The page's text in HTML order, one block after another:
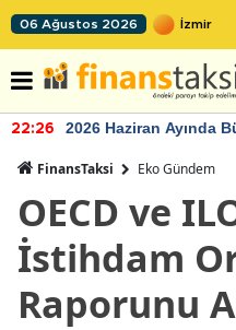
06 Ağustos 2026
22:26 2026 Haziran Ayında
FinansTaksi Eko Gündem
OECD ve
İstihdam
Raporunu